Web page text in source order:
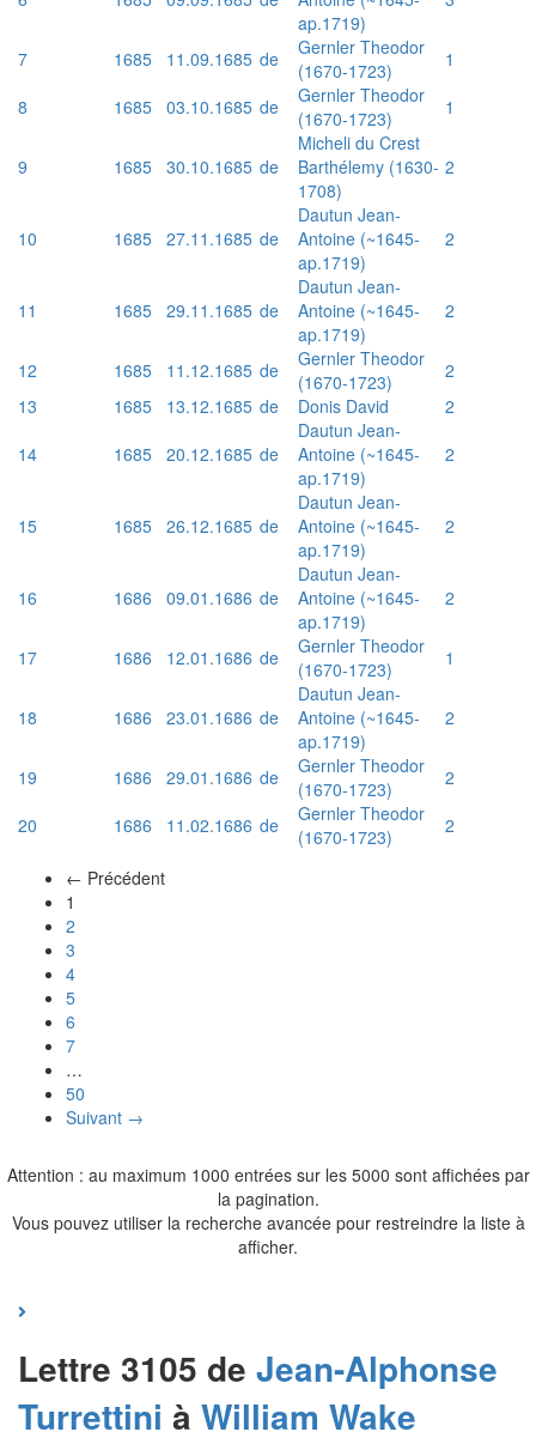
ap.1719)
7 1685 11.09.1685 de
Gernler Theodor
(1670-1723)
1
8
1685 03.10.1685 de
Gernler Theodor
(1670-1723)
1
9 1685 30.10.1685 de
Micheli du Crest
Barthélemy (1630-
1708)
2
10 1685 27.11.1685 de
Dautun Jean-
Antoine (~1645-
ap.1719)
2
11 1685 29.11.1685 de
Dautun Jean-
Antoine (~1645-
ap.1719)
2
12 1685 11.12.1685 de
Gernler Theodor
(1670-1723)
2
13
1685 13.12.1685 de Donis David
2
14
1685 20.12.1685 de
Dautun Jean-
Antoine (~1645-
ap.1719)
2
15 1685 26.12.1685 de
Dautun Jean-
Antoine (~1645-
ap.1719)
2
16 1686 09.01.1686 de
Dautun Jean-
Antoine (~1645-
ap.1719)
2
17 1686 12.01.1686 de
Gernler Theodor
(1670-1723)
1
18 1686 23.01.1686 de
Dautun Jean-
Antoine (~1645-
ap.1719)
2
19 1686 29.01.1686 de
Gernler Theodor
(1670-1723)
2
20
1686 11.02.1686 de
Gernler Theodor
(1670-1723)
2
← Précédent
1
2
3
4
5
6
7
…
50
Suivant →
Attention : au maximum 1000 entrées sur les 5000 sont affichées par
la pagination.
Vous pouvez utiliser la recherche avancée pour restreindre la liste à
afficher.
Lettre 3105 de Jean-Alphonse
Turrettini à William Wake